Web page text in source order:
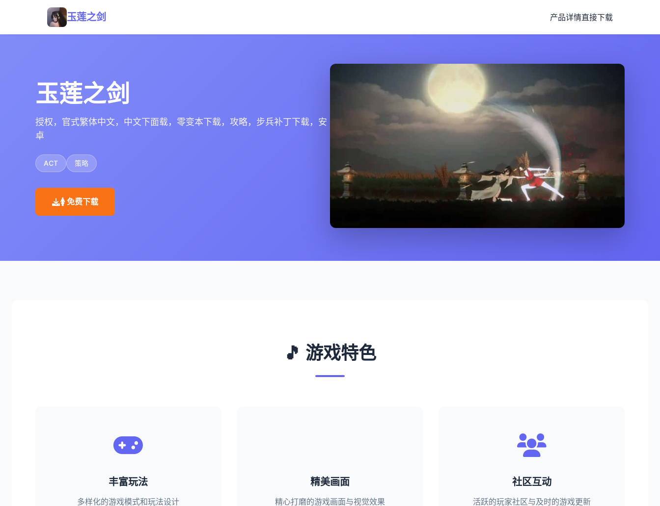
玉莲之剑 产品详情直接下载
玉莲之剑
授权，官式繁体中文，中文下面载，零变本下载，攻略，步兵补丁下载，安
卓
ACT 策略
🚺 免费下载
🎵 游戏特色
丰富玩法
多样化的游戏模式和玩法设计
精美画面
精心打磨的游戏画面与视觉效果
社区互动
活跃的玩家社区与及时的游戏更新